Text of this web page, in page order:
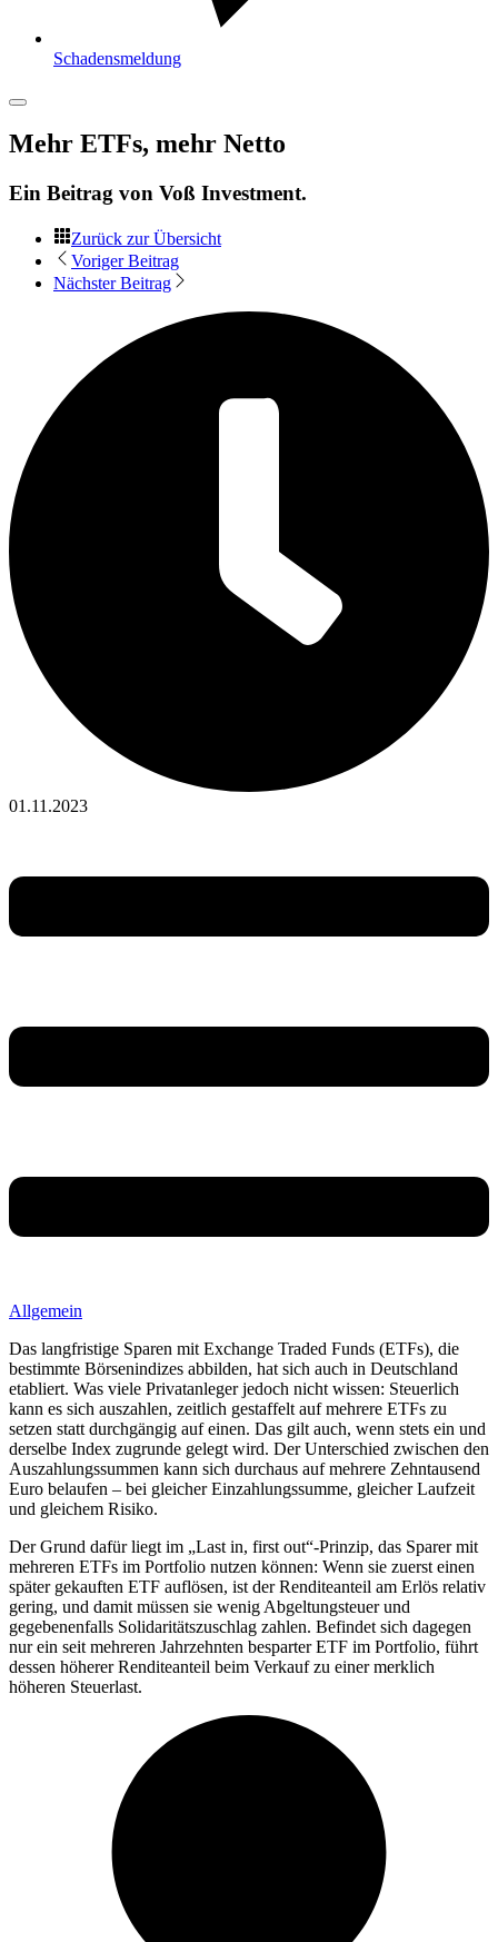
Schadensmeldung
Mehr ETFs, mehr Netto
Ein Beitrag von Voß Investment.
Zurück zur Übersicht
Voriger Beitrag
Nächster Beitrag
01.11.2023
Allgemein
Das langfristige Sparen mit Exchange Traded Funds (ETFs), die
bestimmte Börsenindizes abbilden, hat sich auch in Deutschland
etabliert. Was viele Privatanleger jedoch nicht wissen: Steuerlich
kann es sich auszahlen, zeitlich gestaffelt auf mehrere ETFs zu
setzen statt durchgängig auf einen. Das gilt auch, wenn stets ein und
derselbe Index zugrunde gelegt wird. Der Unterschied zwischen den
Auszahlungssummen kann sich durchaus auf mehrere Zehntausend
Euro belaufen – bei gleicher Einzahlungssumme, gleicher Laufzeit
und gleichem Risiko.
Der Grund dafür liegt im „Last in, first out“-Prinzip, das Sparer mit
mehreren ETFs im Portfolio nutzen können: Wenn sie zuerst einen
später gekauften ETF auflösen, ist der Renditeanteil am Erlös relativ
gering, und damit müssen sie wenig Abgeltungsteuer und
gegebenenfalls Solidaritätszuschlag zahlen. Befindet sich dagegen
nur ein seit mehreren Jahrzehnten besparter ETF im Portfolio, führt
dessen höherer Renditeanteil beim Verkauf zu einer merklich
höheren Steuerlast.